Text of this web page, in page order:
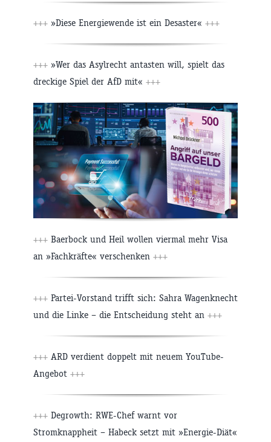
+++ »Diese Energiewende ist ein Desaster« +++
+++ »Wer das Asylrecht antasten will, spielt das
dreckige Spiel der AfD mit« +++
+++ Baerbock und Heil wollen viermal mehr Visa
an »Fachkräfte« verschenken +++
+++ Partei-Vorstand trifft sich: Sahra Wagenknecht
und die Linke – die Entscheidung steht an +++
+++ ARD verdient doppelt mit neuem YouTube-
Angebot +++
+++ Degrowth: RWE-Chef warnt vor
Stromknappheit – Habeck setzt mit »Energie-Diät«